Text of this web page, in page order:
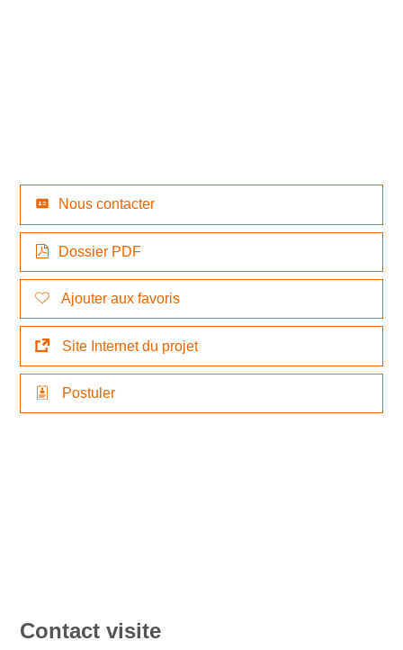
Nous contacter
Dossier PDF
Ajouter aux favoris
Site Internet du projet
Postuler
Contact visite